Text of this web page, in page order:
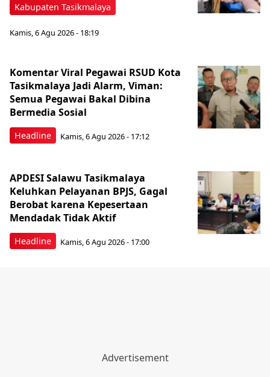
Kabupaten Tasikmalaya
Kamis, 6 Agu 2026 - 18:19
Headline
Komentar Viral Pegawai RSUD Kota
Tasikmalaya Jadi Alarm, Viman:
Semua Pegawai Bakal Dibina
Bermedia Sosial
Kamis, 6 Agu 2026 - 17:12
Headline
APDESI Salawu Tasikmalaya
Keluhkan Pelayanan BPJS, Gagal
Berobat karena Kepesertaan
Mendadak Tidak Aktif
Kamis, 6 Agu 2026 - 17:00